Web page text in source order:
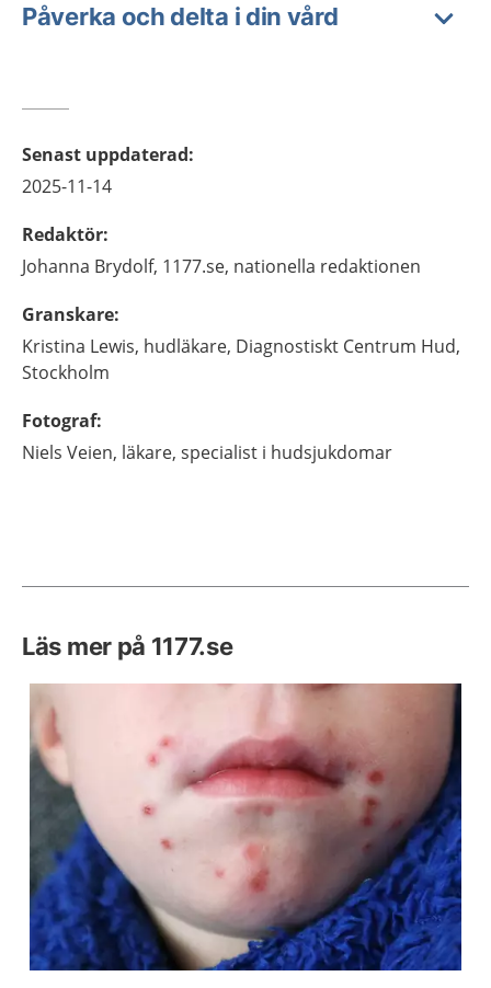
Påverka och delta i din vård
Senast uppdaterad:
2025-11-14
Redaktör:
Johanna Brydolf, 1177.se, nationella redaktionen
Granskare:
Kristina Lewis, hudläkare, Diagnostiskt Centrum Hud,
Stockholm
Fotograf:
Niels Veien, läkare, specialist i hudsjukdomar
Läs mer på 1177.se